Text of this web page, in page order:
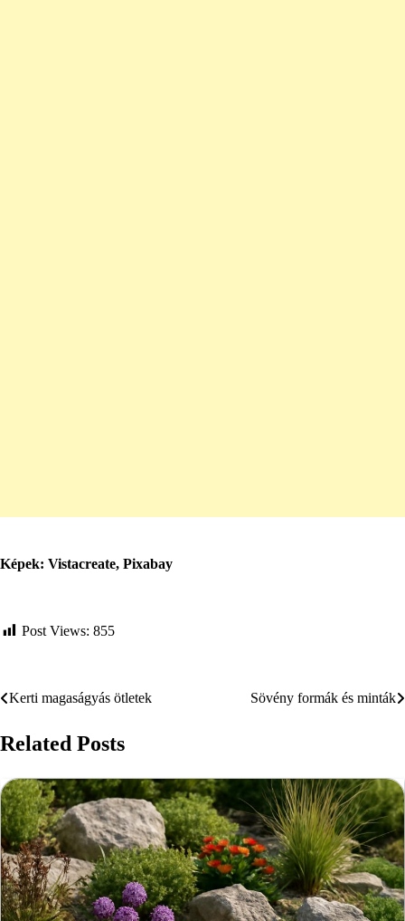
Képek: Vistacreate, Pixabay
Post Views: 855
Bejegyzés
navigáció
Kerti magaságyás ötletek Sövény formák és minták
Related Posts